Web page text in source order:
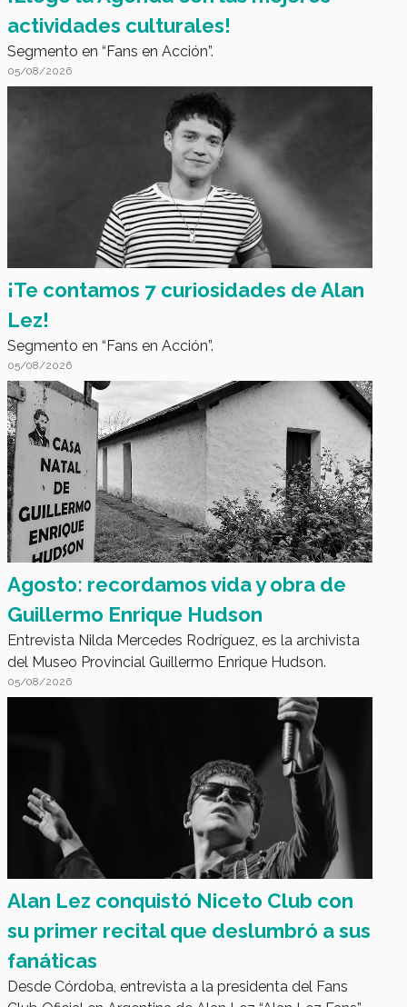
actividades culturales!
Segmento en “Fans en Acción”.
05/08/2026
¡Te contamos 7 curiosidades de Alan
Lez!
Segmento en “Fans en Acción”.
05/08/2026
Magazine Cerca Tuyo
Agosto: recordamos vida y obra de
Guillermo Enrique Hudson
Entrevista Nilda Mercedes Rodríguez, es la archivista
del Museo Provincial Guillermo Enrique Hudson.
05/08/2026
Fans en Acción
Alan Lez conquistó Niceto Club con
su primer recital que deslumbró a sus
fanáticas
Desde Córdoba, entrevista a la presidenta del Fans